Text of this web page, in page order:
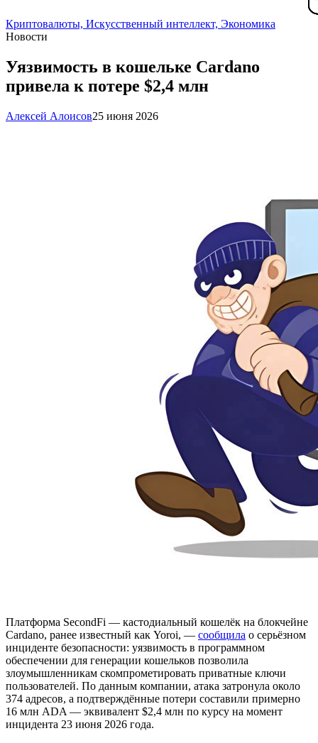
Криптовалюты, Искусственный интеллект, Экономика
Новости
Уязвимость в кошельке Cardano
привела к потере $2,4 млн
Алексей Алоисов25 июня 2026
Платформа SecondFi — кастодиальный кошелёк на блокчейне
Cardano, ранее известный как Yoroi, — сообщила о серьёзном
инциденте безопасности: уязвимость в программном
обеспечении для генерации кошельков позволила
злоумышленникам скомпрометировать приватные ключи
пользователей. По данным компании, атака затронула около
374 адресов, а подтверждённые потери составили примерно
16 млн ADA — эквивалент $2,4 млн по курсу на момент
инцидента 23 июня 2026 года.